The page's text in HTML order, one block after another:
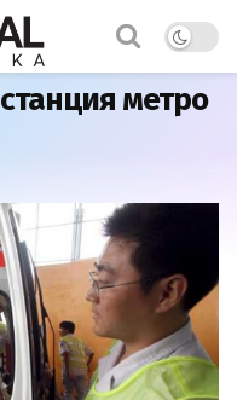
метро